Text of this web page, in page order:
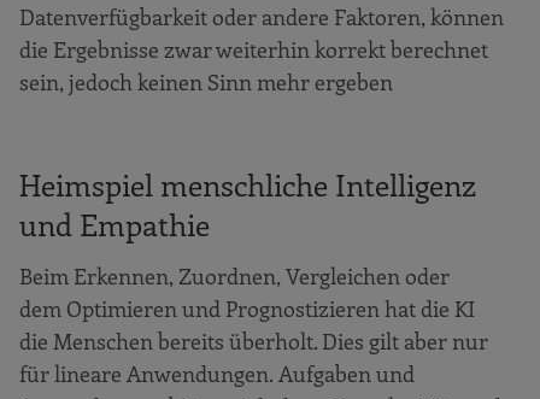
Datenverfügbarkeit oder andere Faktoren, können
die Ergebnisse zwar weiterhin korrekt berechnet
sein, jedoch keinen Sinn mehr ergeben
Heimspiel menschliche Intelligenz
und Empathie
Beim Erkennen, Zuordnen, Vergleichen oder
dem Optimieren und Prognostizieren hat die KI
die Menschen bereits überholt. Dies gilt aber nur
für lineare Anwendungen. Aufgaben und